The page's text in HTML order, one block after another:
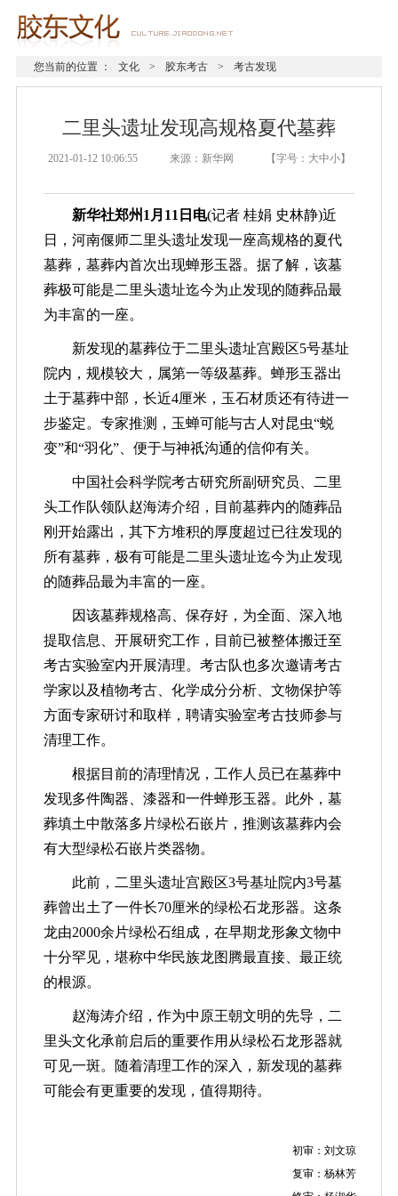
您当前的位置 ： 文化 > 胶东考古 > 考古发现
二里头遗址发现高规格夏代墓葬
2021-01-12 10:06:55 来源：新华网 【字号： 大中小】
新华社郑州1月11日电(记者 桂娟 史林静)近
日，河南偃师二里头遗址发现一座高规格的夏代
墓葬，墓葬内首次出现蝉形玉器。据了解，该墓
葬极可能是二里头遗址迄今为止发现的随葬品最
为丰富的一座。
新发现的墓葬位于二里头遗址宫殿区5号基址
院内，规模较大，属第一等级墓葬。蝉形玉器出
土于墓葬中部，长近4厘米，玉石材质还有待进一
步鉴定。专家推测，玉蝉可能与古人对昆虫“蜕
变”和“羽化”、便于与神祇沟通的信仰有关。
中国社会科学院考古研究所副研究员、二里
头工作队领队赵海涛介绍，目前墓葬内的随葬品
刚开始露出，其下方堆积的厚度超过已往发现的
所有墓葬，极有可能是二里头遗址迄今为止发现
的随葬品最为丰富的一座。
因该墓葬规格高、保存好，为全面、深入地
提取信息、开展研究工作，目前已被整体搬迁至
考古实验室内开展清理。考古队也多次邀请考古
学家以及植物考古、化学成分分析、文物保护等
方面专家研讨和取样，聘请实验室考古技师参与
清理工作。
根据目前的清理情况，工作人员已在墓葬中
发现多件陶器、漆器和一件蝉形玉器。此外，墓
葬填土中散落多片绿松石嵌片，推测该墓葬内会
有大型绿松石嵌片类器物。
此前，二里头遗址宫殿区3号基址院内3号墓
葬曾出土了一件长70厘米的绿松石龙形器。这条
龙由2000余片绿松石组成，在早期龙形象文物中
十分罕见，堪称中华民族龙图腾最直接、最正统
的根源。
赵海涛介绍，作为中原王朝文明的先导，二
里头文化承前启后的重要作用从绿松石龙形器就
可见一斑。随着清理工作的深入，新发现的墓葬
可能会有更重要的发现，值得期待。
初审：刘文琼
复审：杨林芳